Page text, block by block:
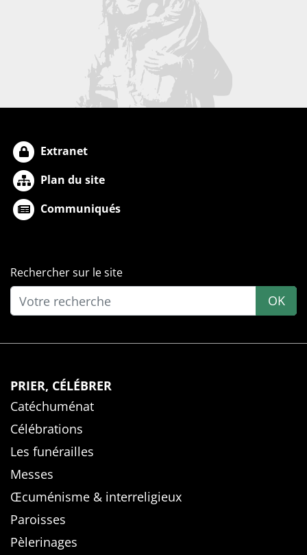
Extranet
Plan du site
Communiqués
Rechercher sur le site
OK
PRIER, CÉLÉBRER
Catéchuménat
Célébrations
Les funérailles
Messes
Œcuménisme & interreligieux
Paroisses
Pèlerinages